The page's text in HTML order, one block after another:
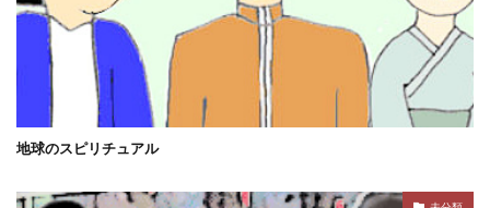
地球のスピリチュアル